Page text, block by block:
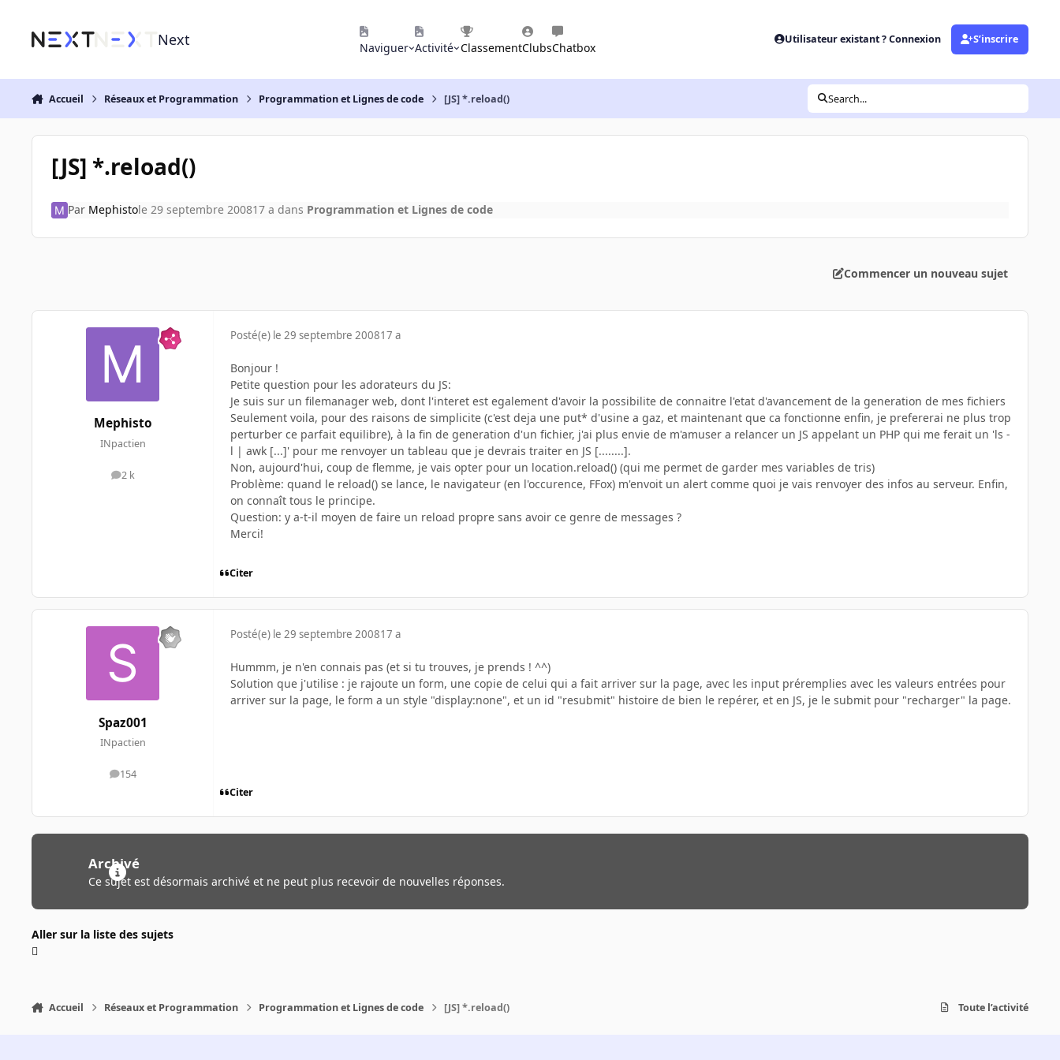
Next Naviguer Activité ClassementClubsChatbox
Utilisateur existant ? Connexion S’inscrire
Accueil Réseaux et Programmation Programmation et Lignes de code [JS] *.reload() Search...
[JS] *.reload()
Par Mephistole 29 septembre 200817 a dans Programmation et Lignes de code
Commencer un nouveau sujet
Mephisto
INpactien
2 k
messages
Posté(e) le 29 septembre 200817 a
Bonjour !
Petite question pour les adorateurs du JS:
Je suis sur un filemanager web, dont l'interet est egalement d'avoir la possibilite de connaitre l'etat d'avancement de la generation de mes fichiers
Seulement voila, pour des raisons de simplicite (c'est deja une put* d'usine a gaz, et maintenant que ca fonctionne enfin, je prefererai ne plus trop
perturber ce parfait equilibre), à la fin de generation d'un fichier, j'ai plus envie de m'amuser a relancer un JS appelant un PHP qui me ferait un 'ls -
l | awk [...]' pour me renvoyer un tableau que je devrais traiter en JS [........].
Non, aujourd'hui, coup de flemme, je vais opter pour un location.reload() (qui me permet de garder mes variables de tris)
Problème: quand le reload() se lance, le navigateur (en l'occurence, FFox) m'envoit un alert comme quoi je vais renvoyer des infos au serveur. Enfin,
on connaît tous le principe.
Question: y a-t-il moyen de faire un reload propre sans avoir ce genre de messages ?
Merci!
Citer
Spaz001
INpactien
154
messages
Posté(e) le 29 septembre 200817 a
Hummm, je n'en connais pas (et si tu trouves, je prends ! ^^)
Solution que j'utilise : je rajoute un form, une copie de celui qui a fait arriver sur la page, avec les input préremplies avec les valeurs entrées pour
arriver sur la page, le form a un style "display:none", et un id "resubmit" histoire de bien le repérer, et en JS, je le submit pour "recharger" la page.
Citer
Archivé
Ce sujet est désormais archivé et ne peut plus recevoir de nouvelles réponses.
Aller sur la liste des sujets
Accueil Réseaux et Programmation Programmation et Lignes de code [JS] *.reload() Toute l’activité